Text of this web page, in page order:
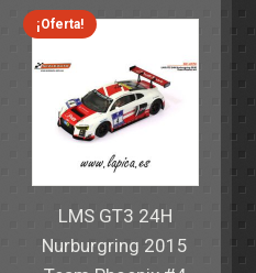
77,60€.64,95€.
¡Oferta!
LMS GT3 24H
Nurburgring 2015